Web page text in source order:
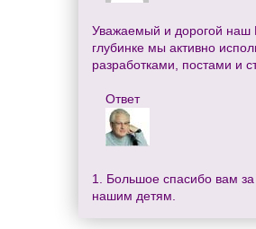
Уважаемый и дорогой наш
глубинке мы активно
разработками, постами и
Ответ
1. Большое спасибо вам
нашим детям.